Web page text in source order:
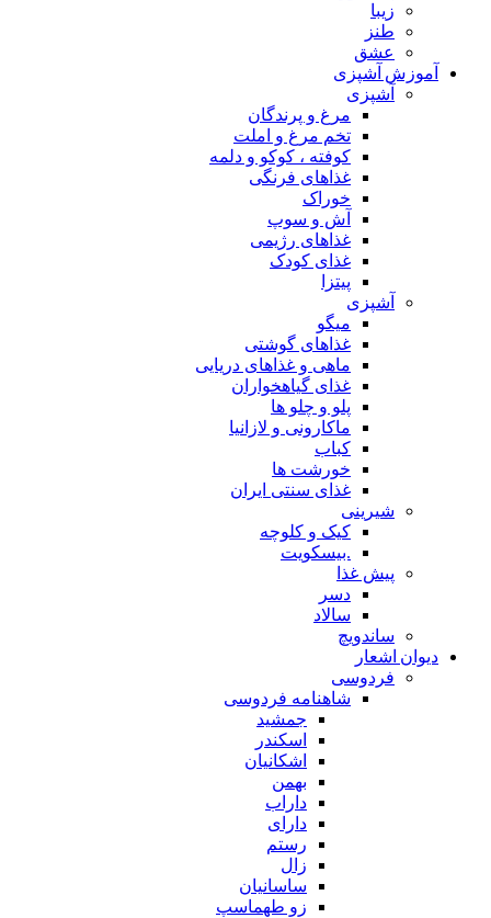
زیبا
طنز
عشق
آموزش آشپزی
آشپزی
مرغ و پرندگان
تخم مرغ و املت
کوفته ، کوکو و دلمه
غذاهای فرنگی
خوراک
آش و سوپ
غذاهای رژیمی
غذای کودک
پیتزا
آشپزی
میگو
غذاهای گوشتی
ماهی و غذاهای دریایی
غذای گیاهخواران
پلو و چلو ها
ماکارونی و لازانیا
کباب
خورشت ها
غذای سنتی ایران
شیرینی
کیک و کلوچه
.بیسکویت
پیش غذا
دسر
سالاد
ساندویچ
دیوان اشعار
فردوسی
شاهنامه فردوسی
جمشید
اسکندر
اشکانیان
بهمن
داراب
دارای
رستم
زال
ساسانیان
زو طهماسپ‏